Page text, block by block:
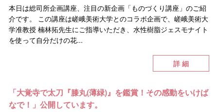
本日は総司所企画講座、注目の新企画「ものづくり講座」のご紹
介です。 この講座は嵯峨美術大学とのコラボ企画で、嵯峨美術大
学准教授 楠林拓先生にご指導いただき、水性樹脂ジェスモナイト
を使って自分だけの花...
詳 細
「大覚寺で太刀『膝丸(薄緑)』を鑑賞！その感動をいけば
なで！」公開しています。